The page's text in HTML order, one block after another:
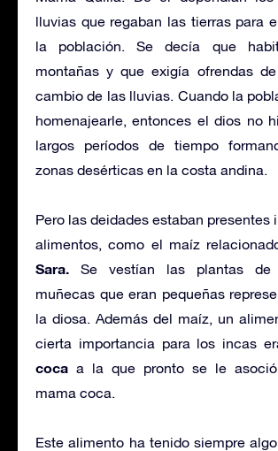
lluvias que regaban las tierras para
la población. Se decía que
montañas y que exigía ofrendas
cambio de las lluvias. Cuando la
homenajearle, entonces el dios no
largos períodos de tiempo
zonas desérticas en la costa andina.
Pero las deidades estaban presentes
alimentos, como el maíz
Sara. Se vestían las plantas de
muñecas que eran pequeñas
la diosa. Además del maíz, un
cierta importancia para los incas
coca a la que pronto se le
mama coca.
Este alimento ha tenido siempre